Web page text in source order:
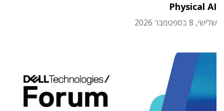
Physical AI
שלישי, 8 בספטמבר 2026